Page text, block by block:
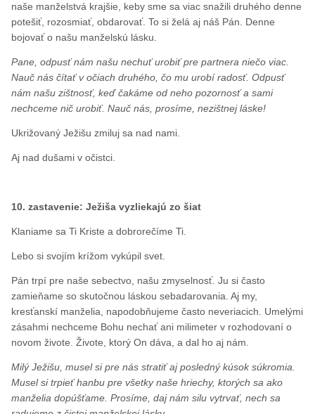
naše manželstvá krajšie, keby sme sa viac snažili druhého denne
potešiť, rozosmiať, obdarovať. To si želá aj náš Pán. Denne
bojovať o našu manželskú lásku.
Pane, odpusť nám našu nechuť urobiť pre partnera niečo viac.
Nauč nás čítať v očiach druhého, čo mu urobí radosť. Odpusť
nám našu zištnosť, keď čakáme od neho pozornosť a sami
nechceme nič urobiť. Nauč nás, prosíme, nezištnej láske!
Ukrižovaný Ježišu zmiluj sa nad nami.
Aj nad dušami v očistci.
10. zastavenie: Ježiša vyzliekajú zo šiat
Klaniame sa Ti Kriste a dobrorečíme Ti.
Lebo si svojím krížom vykúpil svet.
Pán trpí pre naše sebectvo, našu zmyselnosť. Ju si často
zamieňame so skutočnou láskou sebadarovania. Aj my,
kresťanskí manželia, napodobňujeme často neveriacich. Umelými
zásahmi nechceme Bohu nechať ani milimeter v rozhodovaní o
novom živote. Živote, ktorý On dáva, a dal ho aj nám.
Milý Ježišu, musel si pre nás stratiť aj posledný kúsok súkromia.
Musel si trpieť hanbu pre všetky naše hriechy, ktorých sa ako
manželia dopúšťame. Prosíme, daj nám silu vytrvať, nech sa